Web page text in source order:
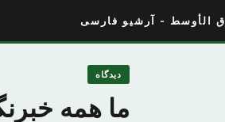
الأوسط - آرشیو فارسی
دیدگاه
ما همه